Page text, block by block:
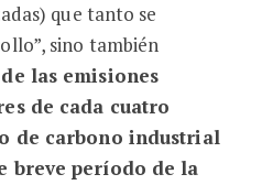
que tanto se
sino también
las emisiones
de cada cuatro
de carbono industrial
breve período de la